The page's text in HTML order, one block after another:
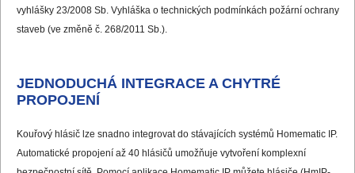
vyhlášky 23/2008 Sb. Vyhláška o technických podmínkách požární ochrany
staveb (ve změně č. 268/2011 Sb.).
JEDNODUCHÁ INTEGRACE A CHYTRÉ
PROPOJENÍ
Kouřový hlásič lze snadno integrovat do stávajících systémů Homematic IP.
Automatické propojení až 40 hlásičů umožňuje vytvoření komplexní